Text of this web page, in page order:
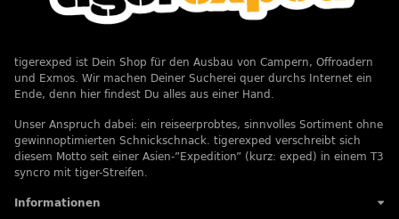
tigerexped ist Dein Shop für den Ausbau von Campern, Offroadern
und Exmos. Wir machen Deiner Sucherei quer durchs Internet ein
Ende, denn hier findest Du alles aus einer Hand.
Unser Anspruch dabei: ein reiseerprobtes, sinnvolles Sortiment ohne
gewinnoptimierten Schnickschnack. tigerexped verschreibt sich
diesem Motto seit einer Asien-”Expedition” (kurz: exped) in einem T3
syncro mit tiger-Streifen.
Informationen